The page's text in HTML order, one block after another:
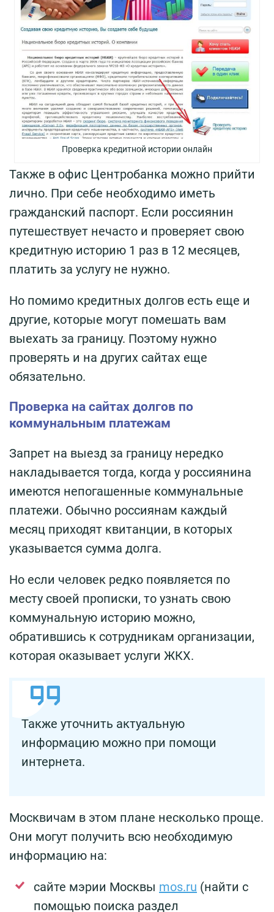
Проверка кредитной истории онлайн
Также в офис Центробанка можно прийти
лично. При себе необходимо иметь
гражданский паспорт. Если россиянин
путешествует нечасто и проверяет свою
кредитную историю 1 раз в 12 месяцев,
платить за услугу не нужно.
Но помимо кредитных долгов есть еще и
другие, которые могут помешать вам
выехать за границу. Поэтому нужно
проверять и на других сайтах еще
обязательно.
Проверка на сайтах долгов по
коммунальным платежам
Запрет на выезд за границу нередко
накладывается тогда, когда у россиянина
имеются непогашенные коммунальные
платежи. Обычно россиянам каждый
месяц приходят квитанции, в которых
указывается сумма долга.
Но если человек редко появляется по
месту своей прописки, то узнать свою
коммунальную историю можно,
обратившись к сотрудникам организации,
которая оказывает услуги ЖКХ.
Также уточнить актуальную
информацию можно при помощи
интернета.
Москвичам в этом плане несколько проще.
Они могут получить всю необходимую
информацию на:
сайте мэрии Москвы mos.ru (найти с
помощью поиска раздел